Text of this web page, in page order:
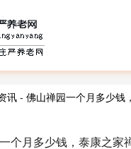
讯 - 佛山禅园一个月多少钱
个月多少钱，泰康之家